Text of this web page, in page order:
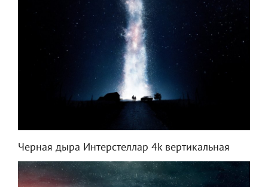
Черная дыра Интерстеллар 4k вертикальная